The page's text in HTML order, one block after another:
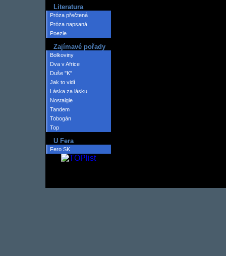
Literatura
Próza přečtená
Próza napsaná
Poezie
Zajímavé pořady
Bolkoviny
Dva v Africe
Duše "K"
Jak to vidí
Láska za lásku
Nostalgie
Tandem
Tobogán
Top
U Fera
Fero SK